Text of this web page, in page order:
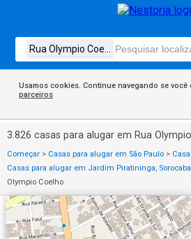
Usamos cookies. Continue navegando se você
parceiros
3.826 casas para alugar em Rua
Começar > Casas para alugar em São Paulo >
Casas para alugar em Jardim Piratininga, Sorocaba
Olympio Coelho